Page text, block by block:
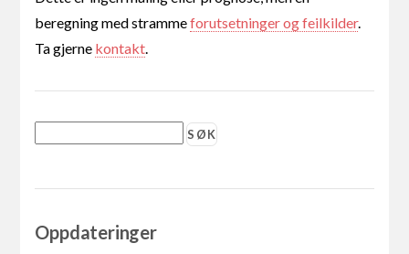
beregning med strammeforutsetninger og feilkilder.
Ta gjerne kontakt.
Oppdateringer